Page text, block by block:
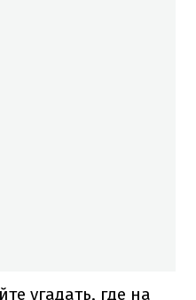
угадать, где на